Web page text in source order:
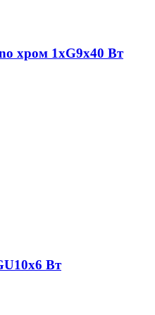
хром 1хG9х40 Вт
Вт